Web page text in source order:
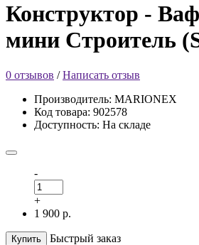
Конструктор -
мини Строитель
0 отзывов /Написать отзыв
Производитель: MARIONEX
Код товара: 902578
Доступность: На складе
-
+
1 900 р.
Купить Быстрый заказ